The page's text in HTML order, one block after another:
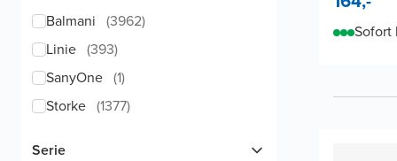
Balmani (3962)
Linie (393)
SanyOne (1)
Storke (1377)
Serie
Sofort